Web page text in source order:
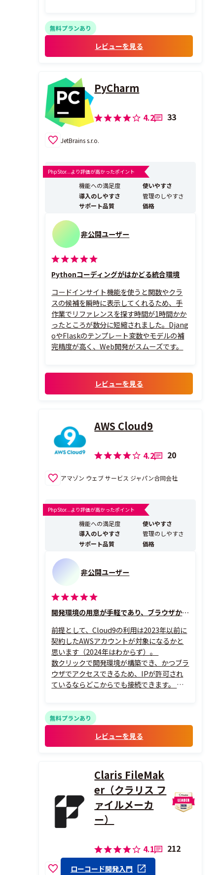
汎用性
その理由
・汎用性を追求した統合開発環境のお手本
のような製品
無料プランあり
レビューを見る
PyCharm
4.2 33
JetBrains s.r.o.
PhpStor...より評価が高かったポイント
機能への満足度
使いやすさ
導入のしやすさ
管理のしやすさ
サポート品質
価格
非公開ユーザー
Pythonコーディングがはかどる統合環境
コードインサイト機能を使うと関数やクラ
スの候補を瞬時に表示してくれるため、手
作業でリファレンスを探す時間が1時間かか
ったところが数分に短縮されました。Djang
oやFlaskのテンプレート変数やモデルの補
完精度が高く、Web開発がスムーズです。
レビューを見る
AWS Cloud9
4.2 20
アマゾン ウェブ サービス ジャパン合同会社
PhpStor...より評価が高かったポイント
機能への満足度
使いやすさ
導入のしやすさ
管理のしやすさ
サポート品質
価格
非公開ユーザー
開発環境の用意が手軽であり、ブラウザからアクセスできる
前提として、Cloud9の利用は2023年以前に
契約したAWSアカウントが対象になるかと
思います（2024年はわからず）。
数クリックで開発環境が構築でき、かつブラ
ウザでアクセスできるため、IPが許可され
ているならどこからでも接続できます。
無料プランあり
レビューを見る
Claris FileMak
er（クラリス フ
ァイルメーカ
ー）
4.1 212
ローコード開発入門